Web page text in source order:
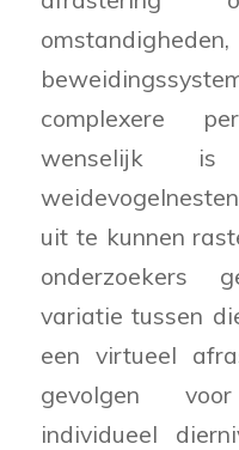
complexere
wenselijk is
uit te kunnen
onderzoekers
variatie tussen
een virtueel
gevolgen
individueel